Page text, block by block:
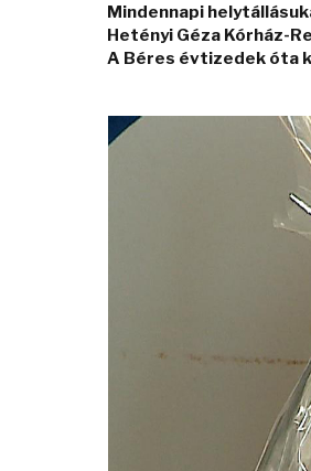
Mindennapi
Hetényi Géza Kórház-
A Béres évtizedek óta
Video
Player